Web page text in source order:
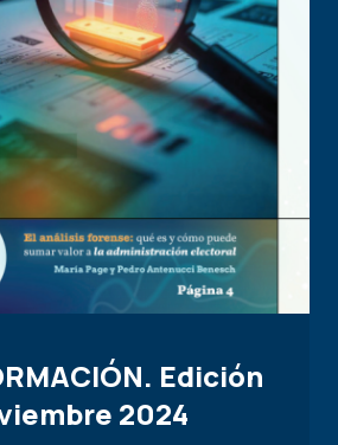
Edición
2024